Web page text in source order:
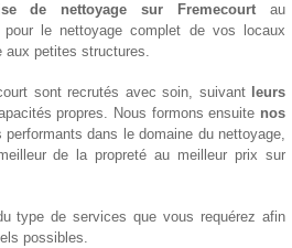
de nettoyage sur Fremecourt au
le nettoyage complet de vos locaux
aux petites structures.
sont recrutés avec soin, suivant leurs
propres. Nous formons ensuite nos
dans le domaine du nettoyage,
de la propreté au meilleur prix sur
type de services que vous requérez afin
possibles.